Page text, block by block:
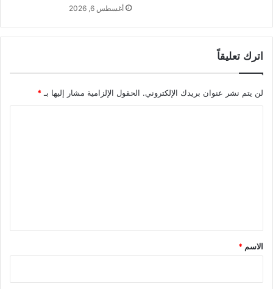
أغسطس 6, 2026
اترك تعليقاً
لن يتم نشر عنوان بريدك الإلكتروني. الحقول الإلزامية مشار إليها بـ*
*
الاسم *